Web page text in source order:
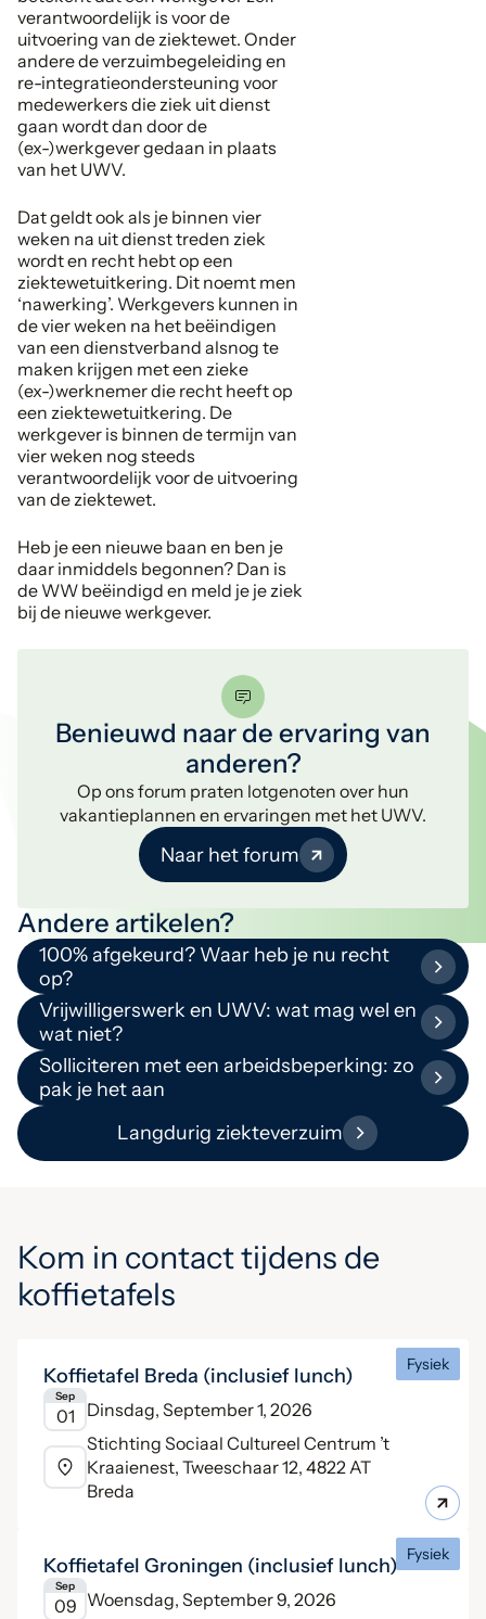
verantwoordelijk is voor de
uitvoering van de ziektewet. Onder
andere de verzuimbegeleiding en
re-integratieondersteuning voor
medewerkers die ziek uit dienst
gaan wordt dan door de
(ex-)werkgever gedaan in plaats
van het UWV.
Dat geldt ook als je binnen vier
weken na uit dienst treden ziek
wordt en recht hebt op een
ziektewetuitkering. Dit noemt men
‘nawerking’. Werkgevers kunnen in
de vier weken na het beëindigen
van een dienstverband alsnog te
maken krijgen met een zieke
(ex-)werknemer die recht heeft op
een ziektewetuitkering. De
werkgever is binnen de termijn van
vier weken nog steeds
verantwoordelijk voor de uitvoering
van de ziektewet.
Heb je een nieuwe baan en ben je
daar inmiddels begonnen? Dan is
de WW beëindigd en meld je je ziek
bij de nieuwe werkgever.
Benieuwd naar de ervaring van
anderen?
Op ons forum praten lotgenoten over hun
vakantieplannen en ervaringen met het UWV.
Naar het forum
Andere artikelen?
100% afgekeurd? Waar heb je nu recht
op?
Vrijwilligerswerk en UWV: wat mag wel en
wat niet?
Solliciteren met een arbeidsbeperking: zo
pak je het aan
Langdurig ziekteverzuim
Kom in contact tijdens de
koffietafels
Koffietafel Breda (inclusief lunch)
Sep
01
Dinsdag, September 1, 2026
Stichting Sociaal Cultureel Centrum ’t
Kraaienest, Tweeschaar 12, 4822 AT
Breda
Fysiek
Koffietafel Groningen (inclusief lunch)
Sep
09 Woensdag, September 9, 2026
Fysiek